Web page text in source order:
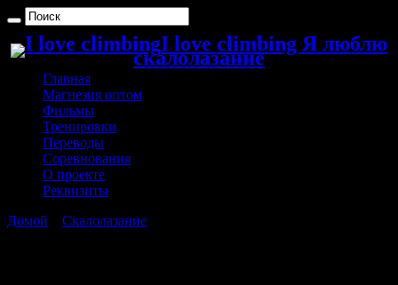
I love climbing Я люблю
скалолазание
Главная
Магнезия оптом
Фильмы
Тренировки
Переводы
Соревнования
О проекте
Реквизиты
Домой
Скалолазание